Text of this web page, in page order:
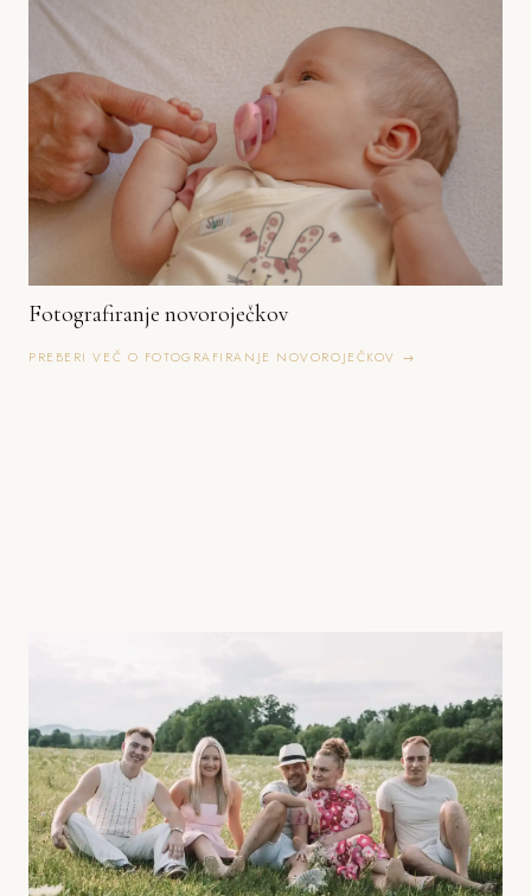
Fotografiranje novoroječkov
PREBERI VEČ O FOTOGRAFIRANJE NOVOROJEČKOV →